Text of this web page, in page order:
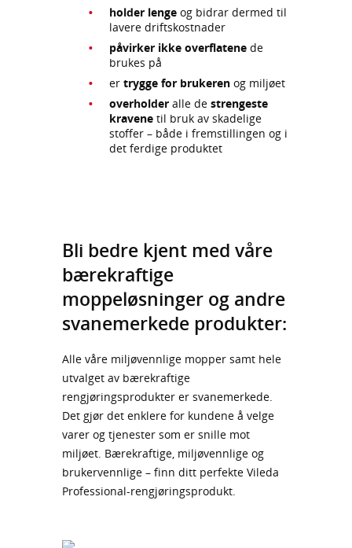
holder lenge og bidrar dermed til
lavere driftskostnader
påvirker ikke overflatene de
brukes på
er trygge for brukeren og miljøet
overholder alle de strengeste
kravene til bruk av skadelige
stoffer – både i fremstillingen og i
det ferdige produktet
Bli bedre kjent med våre
bærekraftige
moppeløsninger og andre
svanemerkede produkter:
Alle våre miljøvennlige mopper samt hele
utvalget av bærekraftige
rengjøringsprodukter er svanemerkede.
Det gjør det enklere for kundene å velge
varer og tjenester som er snille mot
miljøet. Bærekraftige, miljøvennlige og
brukervennlige – finn ditt perfekte Vileda
Professional-rengjøringsprodukt.